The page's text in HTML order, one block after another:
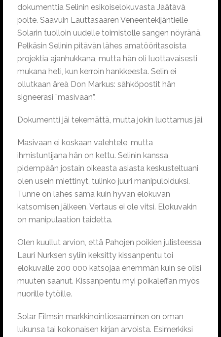
dokumenttia Selinin esikoiselokuvasta Jäätävä
polte. Saavuin Lauttasaaren Veneentekijäntielle
Solarin tuolloin uudelle toimistolle sangen nöyränä.
Pelkäsin Selinin pitävän lähes amatööritasoista
projektia ajanhukkana, mutta hän oli luottavaisesti
mukana heti, kun kerroin hankkeesta. Selin ei
ollutkaan äreä Don Markus: sähköpostit hän
signeerasi ”masivaan”.
Dokumentti jäi tekemättä, mutta jokin luottamus jäi.
Masivaan ei koskaan valehtele, mutta
ihmistuntijana hän on kettu. Selinin kanssa
pidempään jostain oikeasta asiasta keskusteltuani
olen usein miettinyt, tulinko juuri manipuloiduksi.
Tunne on lähes sama kuin hyvän elokuvan
katsomisen jälkeen. Vertaus ei ole vitsi. Elokuvakin
on manipulaation taidetta.
Olen kuullut arvion, että Pahojen poikien julisteessa
Lauri Nurksen syliin keksitty kissanpentu toi
elokuvalle 200 000 katsojaa enemmän kuin se olisi
muuten saanut. Kissanpentu myi poikaleffan myös
nuorille tytöille.
Solar Filmsin markkinointiosaaminen on oman
lukunsa tai kokonaisen kirjan arvoista. Esimerkiksi